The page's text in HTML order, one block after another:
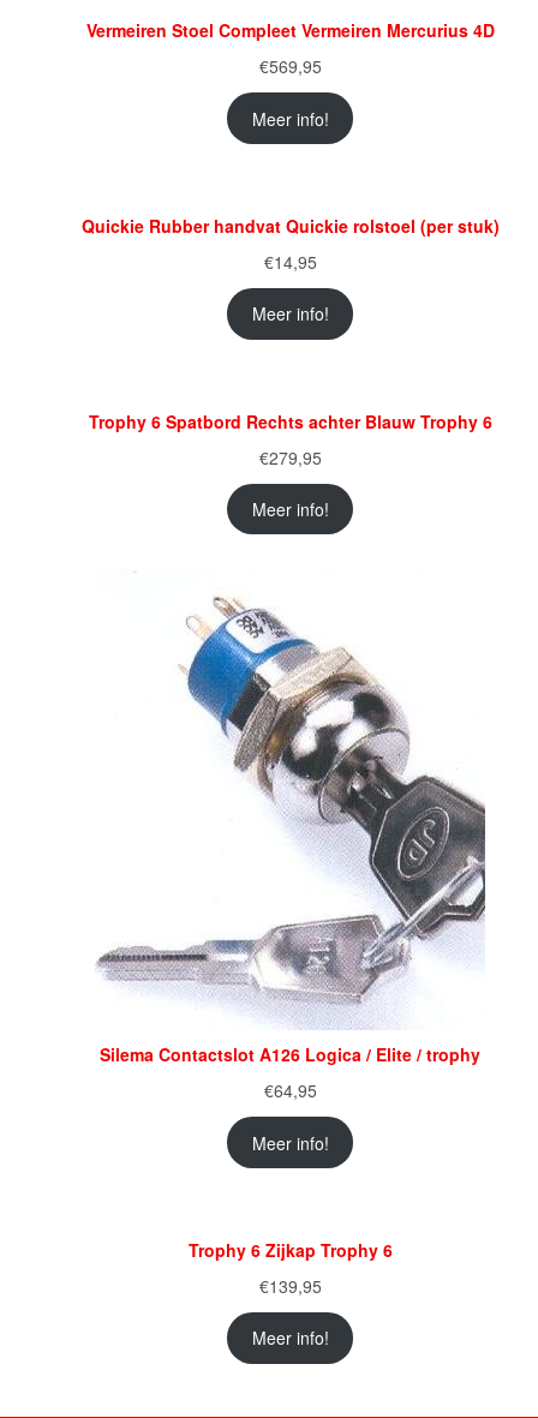
Vermeiren Stoel Compleet Vermeiren Mercurius 4D
€569,95
Meer info!
Quickie Rubber handvat Quickie rolstoel (per stuk)
€14,95
Meer info!
Trophy 6 Spatbord Rechts achter Blauw Trophy 6
€279,95
Meer info!
Silema Contactslot A126 Logica / Elite / trophy
€64,95
Meer info!
Trophy 6 Zijkap Trophy 6
€139,95
Meer info!